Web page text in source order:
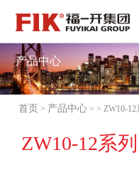
产品中心
首页 > 产品中心 >> ZW10-
ZW10-12系